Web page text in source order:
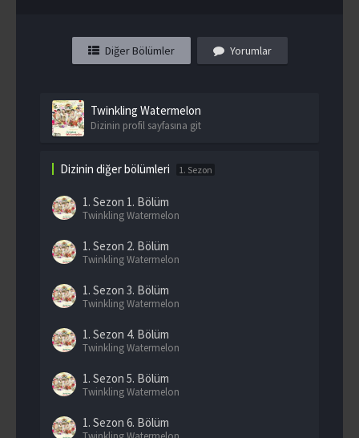
Diğer Bölümler Yorumlar
Twinkling Watermelon
Dizinin profil sayfasına git
Dizinin diğer bölümleri 1. Sezon
1. Sezon 1. Bölüm
Twinkling Watermelon
1. Sezon 2. Bölüm
Twinkling Watermelon
1. Sezon 3. Bölüm
Twinkling Watermelon
1. Sezon 4. Bölüm
Twinkling Watermelon
1. Sezon 5. Bölüm
Twinkling Watermelon
1. Sezon 6. Bölüm